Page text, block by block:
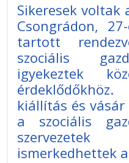
Sikeresek voltak
Csongrádon,
tartott
szociális
igyekeztek
kiállítás és
a szociális
ismerkedhettek